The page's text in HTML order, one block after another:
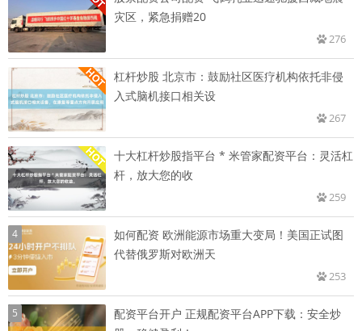
灾区，紧急捐赠20
276
杠杆炒股 北京市：鼓励社区医疗机构依托非侵
入式脑机接口相关设
267
十大杠杆炒股指平台 * 米管家配资平台：灵活杠
杆，放大您的收
259
4
如何配资 欧洲能源市场重大变局！美国正试图
代替俄罗斯对欧洲天
253
5
配资平台开户 正规配资平台APP下载：安全炒